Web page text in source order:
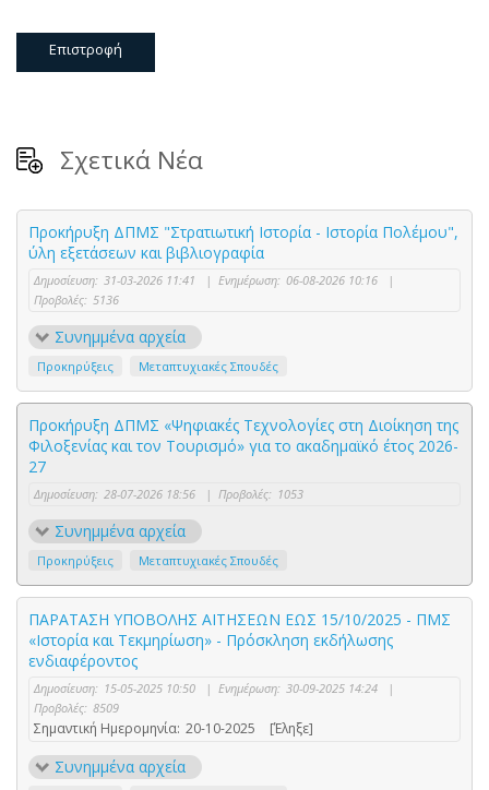
Επιστροφή
Σχετικά Νέα
Προκήρυξη ΔΠΜΣ "Στρατιωτική Ιστορία - Ιστορία Πολέμου",
ύλη εξετάσεων και βιβλιογραφία
Δημοσίευση: 31-03-2026 11:41 | Ενημέρωση: 06-08-2026 10:16
|
Προβολές: 5136
Συνημμένα αρχεία
Προκηρύξεις Μεταπτυχιακές Σπουδές
Προκήρυξη ΔΠΜΣ «Ψηφιακές Τεχνολογίες στη Διοίκηση της
Φιλοξενίας και τον Τουρισμό» για το ακαδημαϊκό έτος 2026-
27
Δημοσίευση: 28-07-2026 18:56 | Προβολές: 1053
Συνημμένα αρχεία
Προκηρύξεις Μεταπτυχιακές Σπουδές
ΠΑΡΑΤΑΣΗ ΥΠΟΒΟΛΗΣ ΑΙΤΗΣΕΩΝ ΕΩΣ 15/10/2025 - ΠΜΣ
«Ιστορία και Τεκμηρίωση» - Πρόσκληση εκδήλωσης
ενδιαφέροντος
Δημοσίευση: 15-05-2025 10:50 | Ενημέρωση: 30-09-2025 14:24
|
Προβολές: 8509
Σημαντική Ημερομηνία: 20-10-2025 [Έληξε]
Συνημμένα αρχεία